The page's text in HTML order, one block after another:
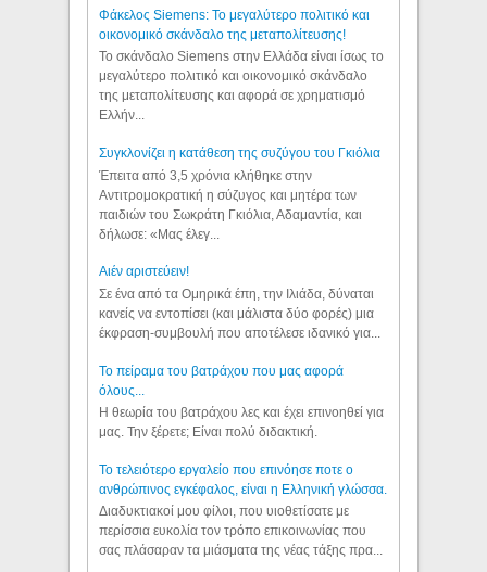
Φάκελος Siemens: Το μεγαλύτερο πολιτικό και
οικονομικό σκάνδαλο της μεταπολίτευσης!
Το σκάνδαλο Siemens στην Ελλάδα είναι ίσως το
μεγαλύτερο πολιτικό και οικονομικό σκάνδαλο
της μεταπολίτευσης και αφορά σε χρηματισμό
Ελλήν...
Συγκλονίζει η κατάθεση της συζύγου του Γκιόλια
Έπειτα από 3,5 χρόνια κλήθηκε στην
Αντιτρομοκρατική η σύζυγος και μητέρα των
παιδιών του Σωκράτη Γκιόλια, Αδαμαντία, και
δήλωσε: «Μας έλεγ...
Aιέν αριστεύειν!
Σε ένα από τα Ομηρικά έπη, την Ιλιάδα, δύναται
κανείς να εντοπίσει (και μάλιστα δύο φορές) μια
έκφραση-συμβουλή που αποτέλεσε ιδανικό για...
Το πείραμα του βατράχου που μας αφορά
όλους...
Η θεωρία του βατράχου λες και έχει επινοηθεί για
μας. Την ξέρετε; Είναι πολύ διδακτική.
Το τελειότερο εργαλείο που επινόησε ποτε ο
ανθρώπινος εγκέφαλος, είναι η Ελληνική γλώσσα.
Διαδυκτιακοί μου φίλοι, που υιοθετίσατε με
περίσσια ευκολία τον τρόπο επικοινωνίας που
σας πλάσαραν τα μιάσματα της νέας τάξης πρα...